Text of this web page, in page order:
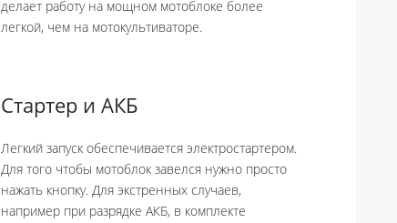
делает работу на мощном мотоблоке более
легкой, чем на мотокультиваторе.
Стартер и АКБ
Легкий запуск обеспечивается электростартером.
Для того чтобы мотоблок завелся нужно просто
нажать кнопку. Для экстренных случаев,
например при разрядке АКБ, в комплекте